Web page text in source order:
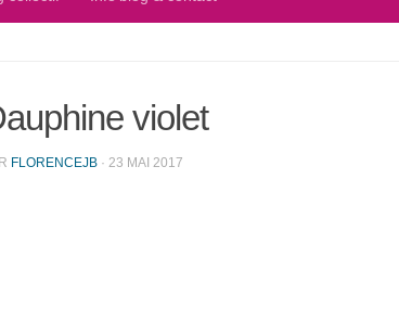
violet
FLORENCEJB · 23 MAI 2017